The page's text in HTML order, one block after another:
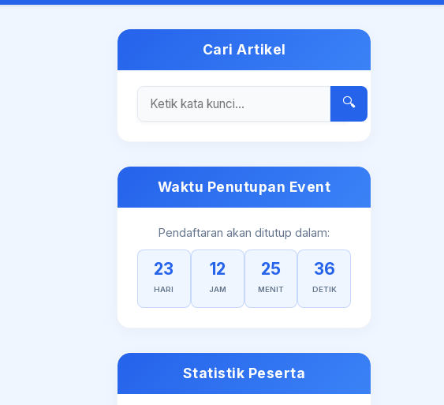
Cari Artikel
🔍
Waktu Penutupan Event
Pendaftaran akan ditutup dalam:
23
HARI
12
JAM
25
MENIT
36
DETIK
Statistik Peserta